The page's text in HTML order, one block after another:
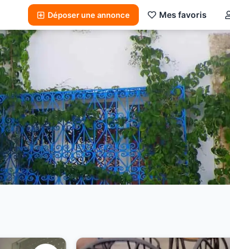
Déposer une annonce Mes favoris